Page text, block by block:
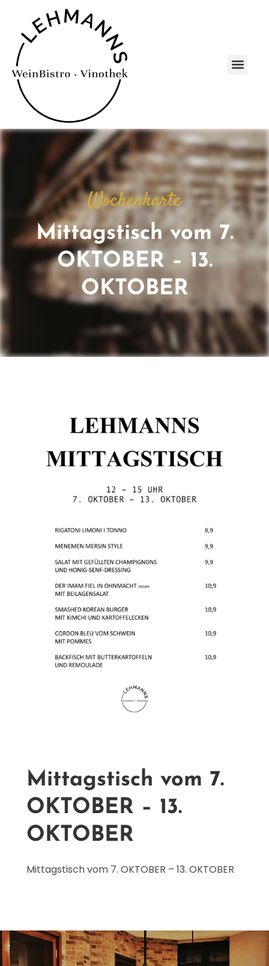
Wochenkarte
Mittagstisch vom 7.
OKTOBER – 13.
OKTOBER
Mittagstisch vom 7.
OKTOBER – 13.
OKTOBER
Mittagstisch vom 7. OKTOBER – 13. OKTOBER